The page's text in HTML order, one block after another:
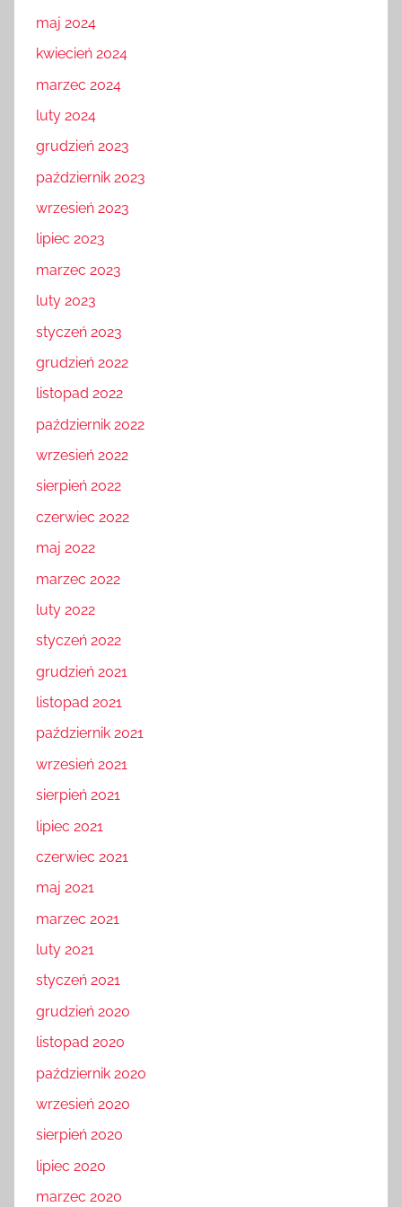
maj 2024
kwiecień 2024
marzec 2024
luty 2024
grudzień 2023
październik 2023
wrzesień 2023
lipiec 2023
marzec 2023
luty 2023
styczeń 2023
grudzień 2022
listopad 2022
październik 2022
wrzesień 2022
sierpień 2022
czerwiec 2022
maj 2022
marzec 2022
luty 2022
styczeń 2022
grudzień 2021
listopad 2021
październik 2021
wrzesień 2021
sierpień 2021
lipiec 2021
czerwiec 2021
maj 2021
marzec 2021
luty 2021
styczeń 2021
grudzień 2020
listopad 2020
październik 2020
wrzesień 2020
sierpień 2020
lipiec 2020
marzec 2020